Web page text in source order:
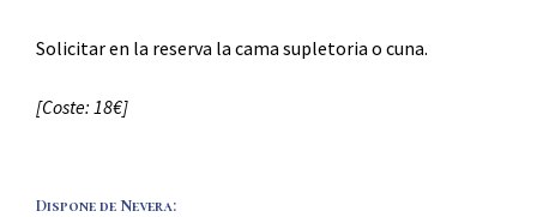
Solicitar en la reserva la cama supletoria o cuna.
[Coste: 18€]
Dispone de Nevera: ​